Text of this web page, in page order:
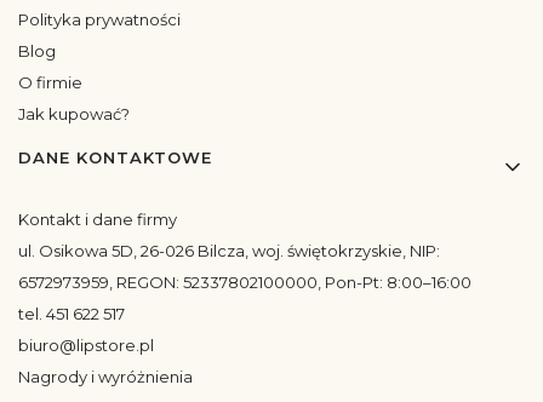
Polityka prywatności
Blog
O firmie
Jak kupować?
DANE KONTAKTOWE
Kontakt i dane firmy
ul. Osikowa 5D, 26-026 Bilcza, woj. świętokrzyskie, NIP:
6572973959, REGON: 52337802100000, Pon-Pt: 8:00–16:00
tel. 451 622 517
biuro@lipstore.pl
Nagrody i wyróżnienia